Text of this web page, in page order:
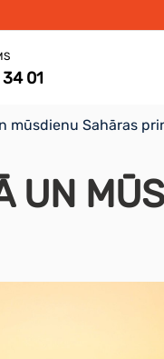
01
mūsdienu Sahāras
UN